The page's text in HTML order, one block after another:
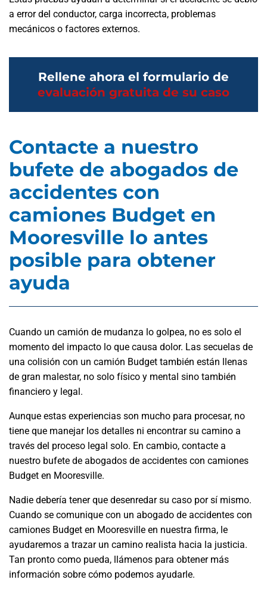
a error del conductor, carga incorrecta, problemas
mecánicos o factores externos.
Rellene ahora el formulario de
evaluación gratuita de su caso
Contacte a nuestro
bufete de abogados de
accidentes con
camiones Budget en
Mooresville lo antes
posible para obtener
ayuda
Cuando un camión de mudanza lo golpea, no es solo el
momento del impacto lo que causa dolor. Las secuelas de
una colisión con un camión Budget también están llenas
de gran malestar, no solo físico y mental sino también
financiero y legal.
Aunque estas experiencias son mucho para procesar, no
tiene que manejar los detalles ni encontrar su camino a
través del proceso legal solo. En cambio, contacte a
nuestro bufete de abogados de accidentes con camiones
Budget en Mooresville.
Nadie debería tener que desenredar su caso por sí mismo.
Cuando se comunique con un abogado de accidentes con
camiones Budget en Mooresville en nuestra firma, le
ayudaremos a trazar un camino realista hacia la justicia.
Tan pronto como pueda, llámenos para obtener más
información sobre cómo podemos ayudarle.